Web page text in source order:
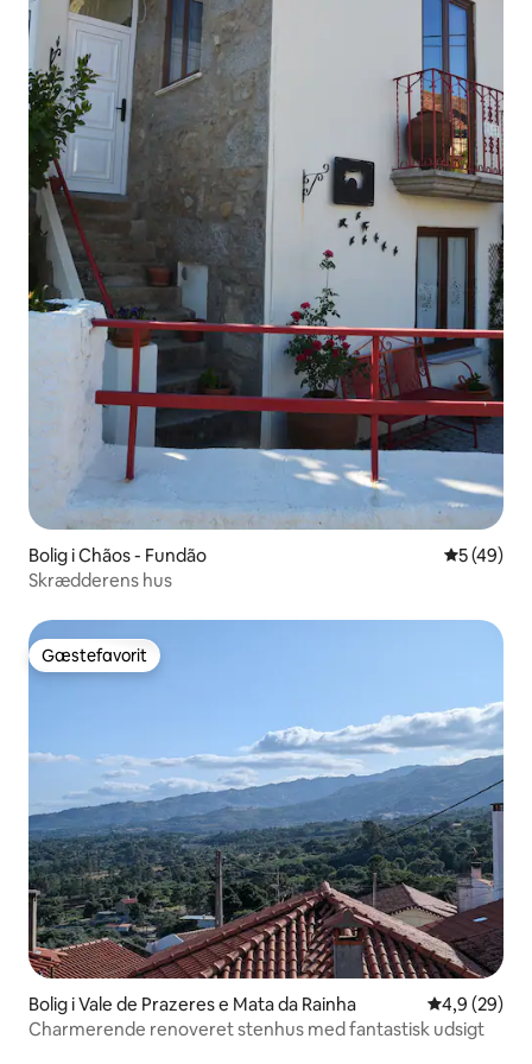
Bolig i Chãos - Fundão 5 ud af 5 i
5 (49)
Skrædderens hus
Gæstefavorit
Gæstefavorit
Bolig i Vale de Prazeres e Mata da Rainha 4,9 ud af 5 i
4,9 (29)
Charmerende renoveret stenhus med fantastisk udsigt